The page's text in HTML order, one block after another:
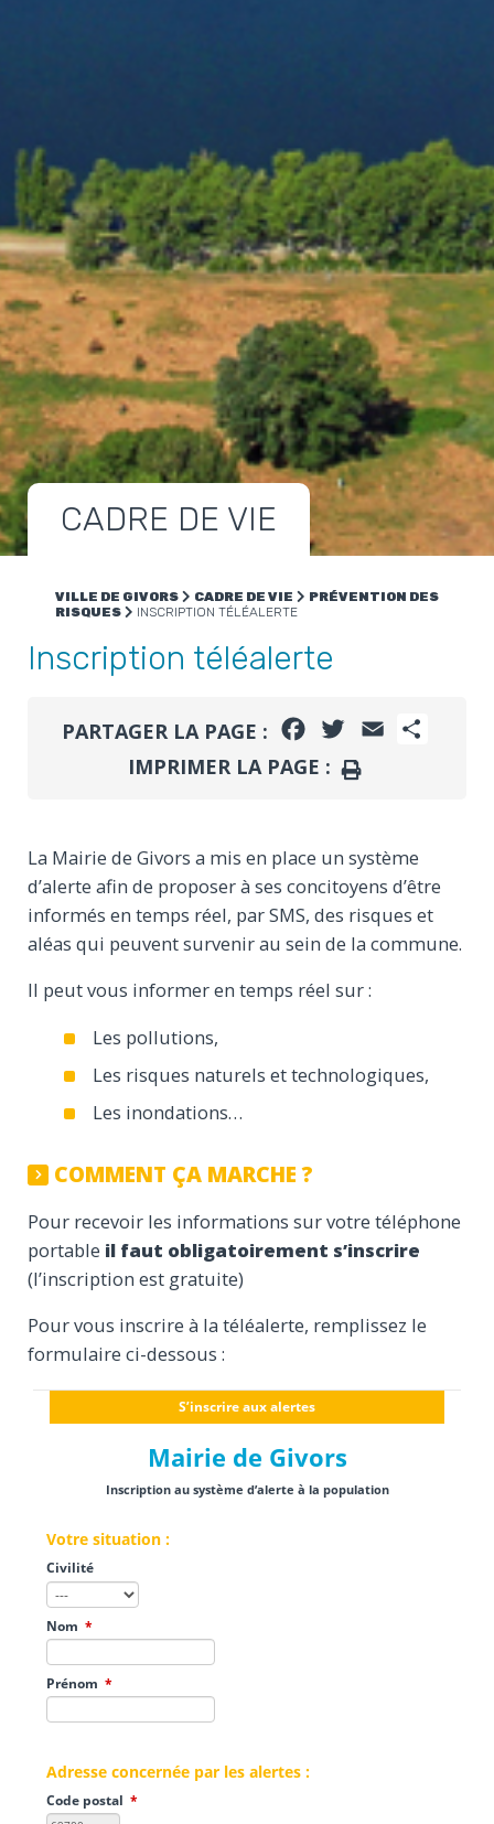
CADRE DE VIE
VILLE DE GIVORS CADRE DE VIE
PRÉVENTION DES
RISQUES
INSCRIPTION TÉLÉALERTE
Inscription téléalerte
PARTAGER LA PAGE : FACEBOOKTWITTER
EMAIL
IMPRIMER LA PAGE : IMPRIMER
La Mairie de Givors a mis en place un système
d’alerte afin de proposer à ses concitoyens d’être
informés en temps réel, par SMS, des risques et
aléas qui peuvent survenir au sein de la commune.
Il peut vous informer en temps réel sur :
Les pollutions,
Les risques naturels et technologiques,
Les inondations…
COMMENT ÇA MARCHE ?
Pour recevoir les informations sur votre téléphone
portable il faut obligatoirement s’inscrire
(l’inscription est gratuite)
Pour vous inscrire à la téléalerte, remplissez le
formulaire ci-dessous :